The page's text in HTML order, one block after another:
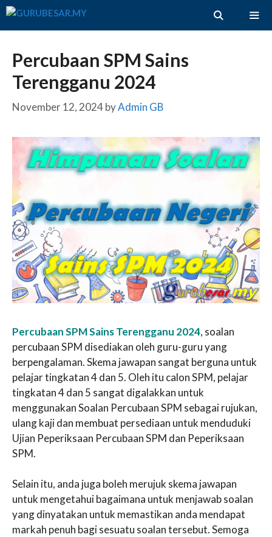
Skip
Percubaan SPM Sains
Terengganu 2024
November 12, 2024byAdmin GB
Percubaan SPM Sains Terengganu 2024, soalan
percubaan SPM disediakan oleh guru-guru yang
berpengalaman. Skema jawapan sangat berguna untuk
pelajar tingkatan 4 dan 5. Oleh itu calon SPM, pelajar
tingkatan 4 dan 5 sangat digalakkan untuk
menggunakan Soalan Percubaan SPM sebagai rujukan,
ulang kaji dan membuat persediaan untuk menduduki
Ujian Peperiksaan Percubaan SPM dan Peperiksaan
SPM.
Selain itu, anda juga boleh merujuk skema jawapan
untuk mengetahui bagaimana untuk menjawab soalan
yang dinyatakan untuk memastikan anda mendapat
markah penuh bagi sesuatu soalan tersebut. Semoga